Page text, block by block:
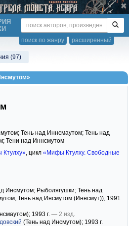
расширенный
поиск по жанру
(97)
Тень над Иннсмаутом; Тень над
Тени над Иннсмутом
, цикл «Мифы Ктулху. Свободные
Инсмутом; Рыболягушки; Тень над
Тень над Инсмутом (Иннсмут)); 1991
; 1993 г. — 2 изд.
(Тень над Инсмутом); 1993 г.